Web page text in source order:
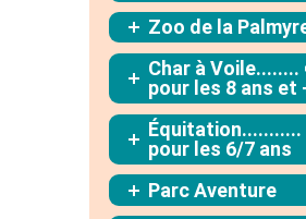
Zoo de la
Char à
pour les 8 ans et
pour les 6/7 ans
Parc Aventure